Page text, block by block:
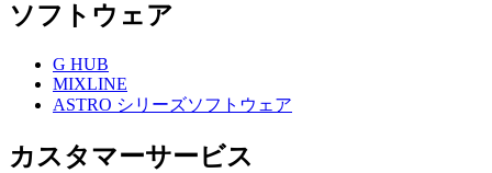
ソフトウェア
G HUB
MIXLINE
ASTRO シリーズソフトウェア
カスタマーサービス